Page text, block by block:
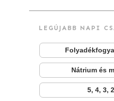
LEGÚJABB NAPI
Nátrium és
5, 4, 3,